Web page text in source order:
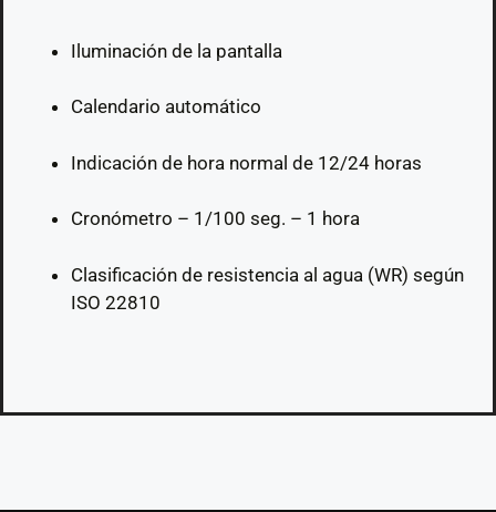
Iluminación de la pantalla
Calendario automático
Indicación de hora normal de 12/24 horas
Cronómetro – 1/100 seg. – 1 hora
Clasificación de resistencia al agua (WR) según
ISO 22810